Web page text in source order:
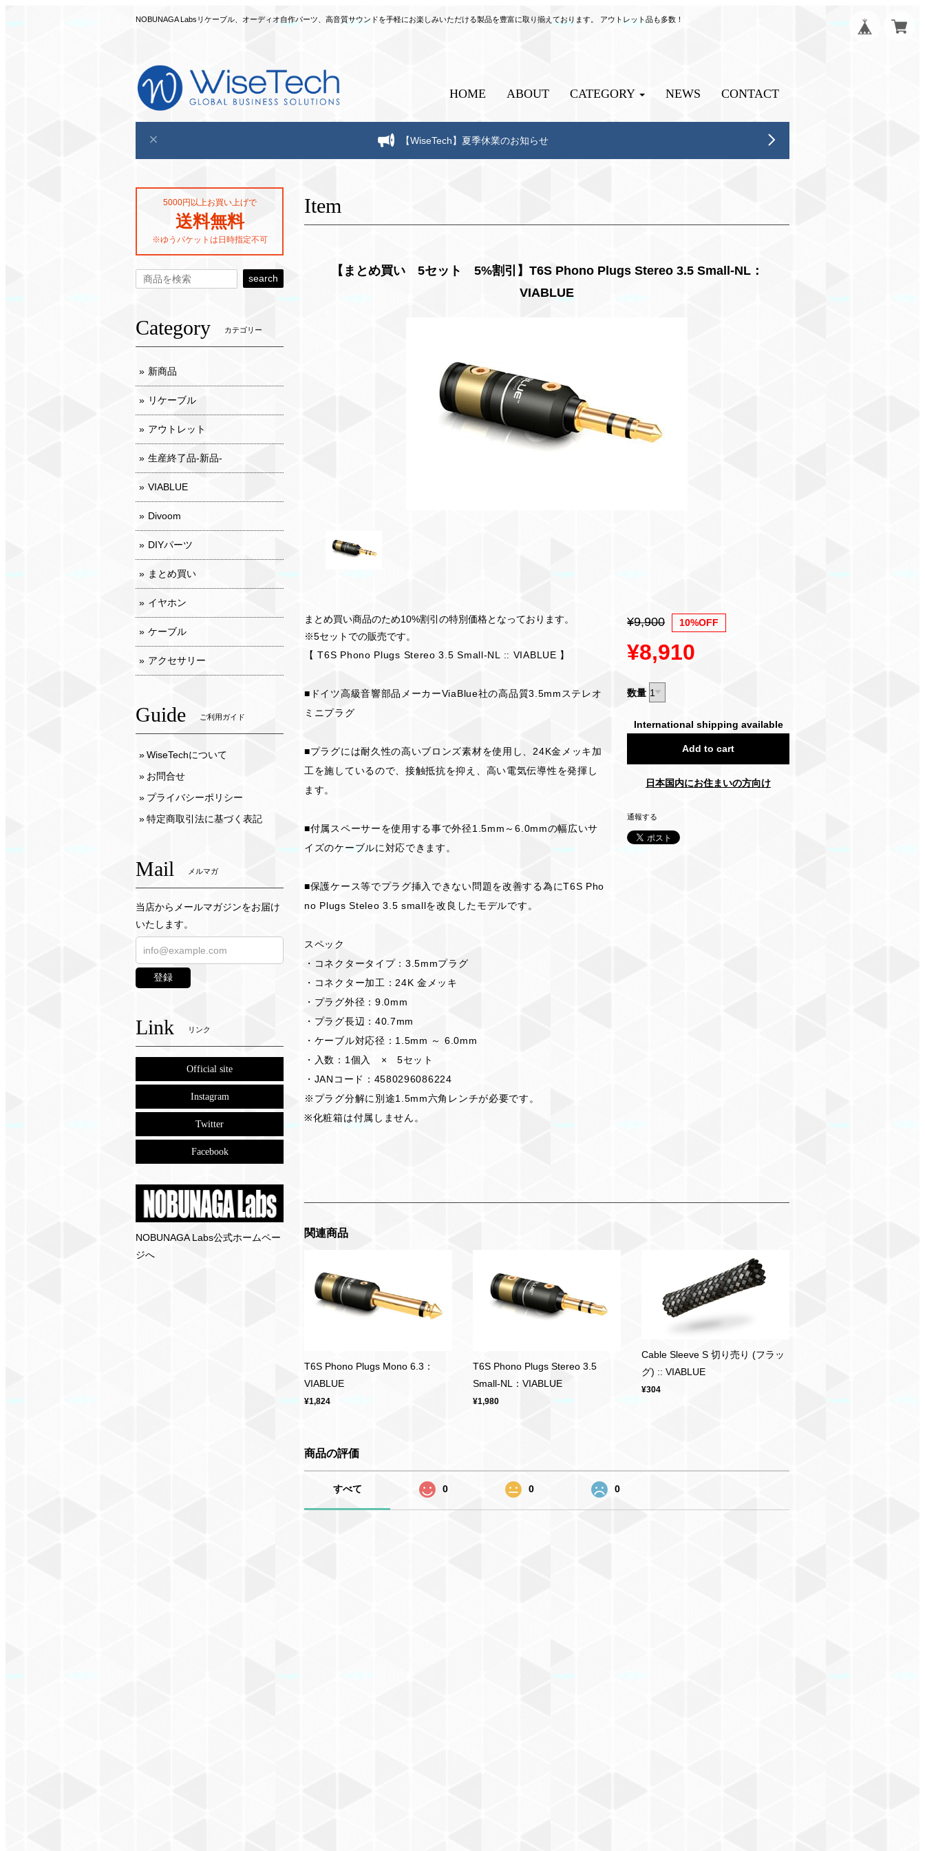
NOBUNAGA Labsリケーブル、オーディオ自作パーツ、高音質サウンドを手軽にお楽しみいただける製品を豊富に取り揃えております。 アウトレット品も多数！
HOME ABOUT CATEGORY NEWS CONTACT
【WiseTech】夏季休業のお知らせ
Item
【まとめ買い 5セット 5%割引】T6S Phono Plugs Stereo 3.5 Small-NL：
VIABLUE
まとめ買い商品のため10%割引の特別価格となっております。
※5セットでの販売です。
【 T6S Phono Plugs Stereo 3.5 Small-NL :: VIABLUE 】
■ドイツ高級音響部品メーカーViaBlue社の高品質3.5mmステレオ
ミニプラグ
■プラグには耐久性の高いブロンズ素材を使用し、24K金メッキ加
工を施しているので、接触抵抗を抑え、高い電気伝導性を発揮し
ます。
■付属スペーサーを使用する事で外径1.5mm～6.0mmの幅広いサ
イズのケーブルに対応できます。
■保護ケース等でプラグ挿入できない問題を改善する為にT6S Pho
no Plugs Steleo 3.5 smallを改良したモデルです。
スペック
・コネクタータイプ：3.5mmプラグ
・コネクター加工：24K 金メッキ
・プラグ外径：9.0mm
・プラグ長辺：40.7mm
・ケーブル対応径：1.5mm ～ 6.0mm
・入数：1個入 × 5セット
・JANコード：4580296086224
※プラグ分解に別途1.5mm六角レンチが必要です。
※化粧箱は付属しません。
¥9,900 10%OFF
¥8,910
数量
International shipping available
Add to cart
日本国内にお住まいの方向け
通報する
関連商品
T6S Phono Plugs Mono 6.3：
VIABLUE
¥1,824
T6S Phono Plugs Stereo 3.5
Small-NL：VIABLUE
¥1,980
Cable Sleeve S 切り売り (フラッ
グ) :: VIABLUE
¥304
商品の評価
すべて 0 0 0
5000円以上お買い上げで
送料無料
※ゆうパケットは日時指定不可
search
Category カテゴリー
新商品
リケーブル
アウトレット
生産終了品-新品-
VIABLUE
Divoom
DIYパーツ
まとめ買い
イヤホン
ケーブル
アクセサリー
Guide ご利用ガイド
WiseTechについて
お問合せ
プライバシーポリシー
特定商取引法に基づく表記
Mail メルマガ
当店からメールマガジンをお届け
いたします。
登録
Link リンク
Official site
Instagram
Twitter
Facebook
NOBUNAGA Labs公式ホームペー
ジへ